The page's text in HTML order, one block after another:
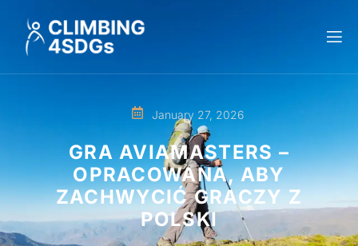
January 27, 2026
GRA AVIAMASTERS –
OPRACOWANA, ABY
ZACHWYCIĆ GRACZY Z
POLSKI